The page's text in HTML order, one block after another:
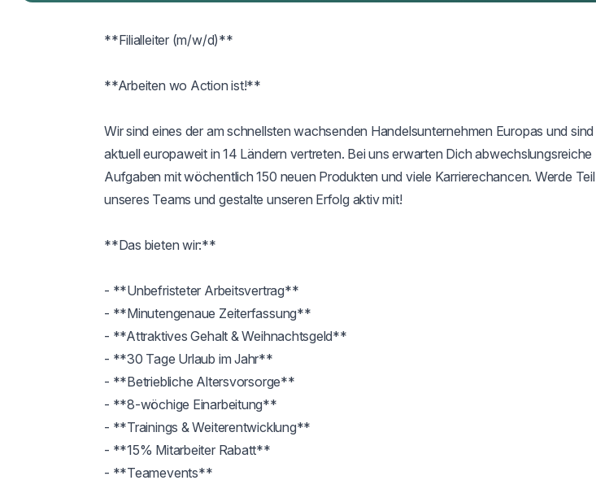
**Filialleiter (m/w/d)**
**Arbeiten wo Action ist!**
Wir sind eines der am schnellsten wachsenden Handelsunternehmen Europas und sind
aktuell europaweit in 14 Ländern vertreten. Bei uns erwarten Dich abwechslungsreiche
Aufgaben mit wöchentlich 150 neuen Produkten und viele Karrierechancen. Werde Teil
unseres Teams und gestalte unseren Erfolg aktiv mit!
**Das bieten wir:**
- **Unbefristeter Arbeitsvertrag**
- **Minutengenaue Zeiterfassung**
- **Attraktives Gehalt & Weihnachtsgeld**
- **30 Tage Urlaub im Jahr**
- **Betriebliche Altersvorsorge**
- **8-wöchige Einarbeitung**
- **Trainings & Weiterentwicklung**
- **15% Mitarbeiter Rabatt**
- **Teamevents**